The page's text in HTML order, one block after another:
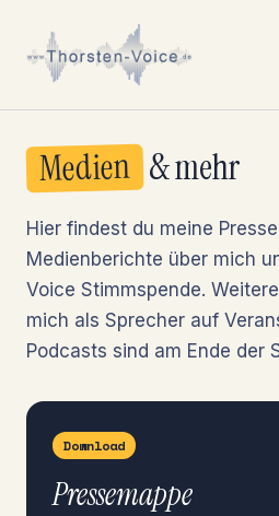
Medien & mehr
Hier findest du meine
Medienberichte über mich
Voice Stimmspende.
mich als Sprecher auf
Podcasts sind am Ende der
Download
Pressemappe